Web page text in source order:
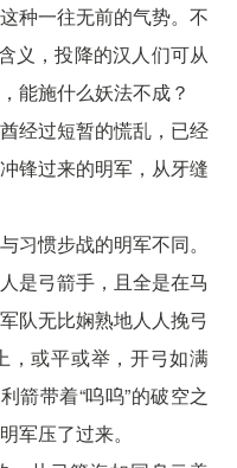
种一往无前的气势。不
义，投降的汉人们可从
能施什么妖法不成？
经过短暂的慌乱，已经
锋过来的明军，从牙缝
习惯步战的明军不同。
是弓箭手，且全是在马
队无比娴熟地人人挽弓
，或平或举，开弓如满
箭带着“呜呜”的破空之
军压了过来。